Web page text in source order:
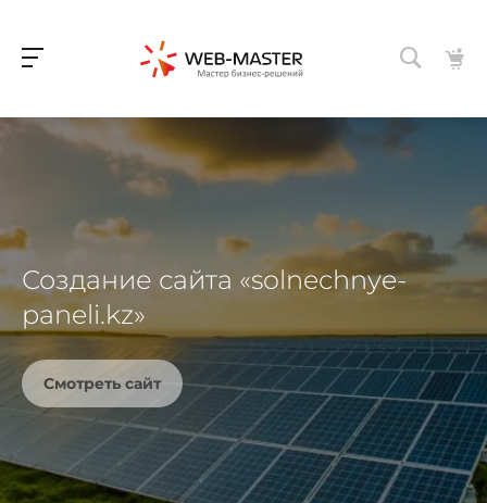
Создание сайта «solnechnye-
paneli.kz»
Смотреть сайт